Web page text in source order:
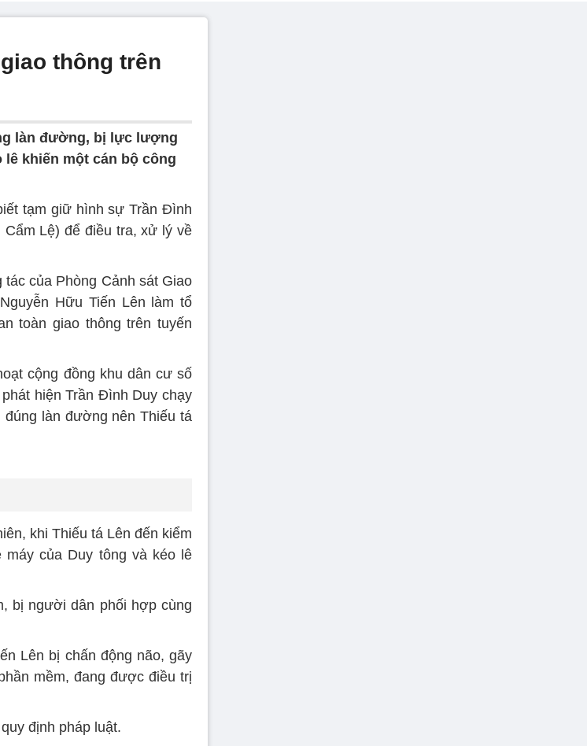
thông trên
làn đường, bị lực lượng
lê khiến một cán bộ công
tạm giữ hình sự Trần Đình
Lệ) để điều tra, xử lý về
của Phòng Cảnh sát Giao
Hữu Tiến Lên làm tổ
toàn giao thông trên tuyến
cộng đồng khu dân cư số
hiện Trần Đình Duy chạy
làn đường nên Thiếu tá
khi Thiếu tá Lên đến kiểm
của Duy tông và kéo lê
bị người dân phối hợp cùng
Lên bị chấn động não, gãy
mềm, đang được điều trị
định pháp luật.